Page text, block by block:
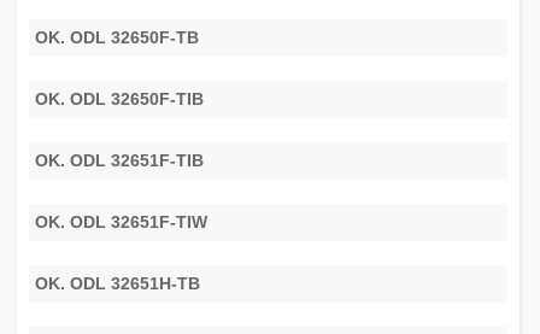
OK. ODL 32650F-TB
OK. ODL 32650F-TIB
OK. ODL 32651F-TIB
OK. ODL 32651F-TIW
OK. ODL 32651H-TB